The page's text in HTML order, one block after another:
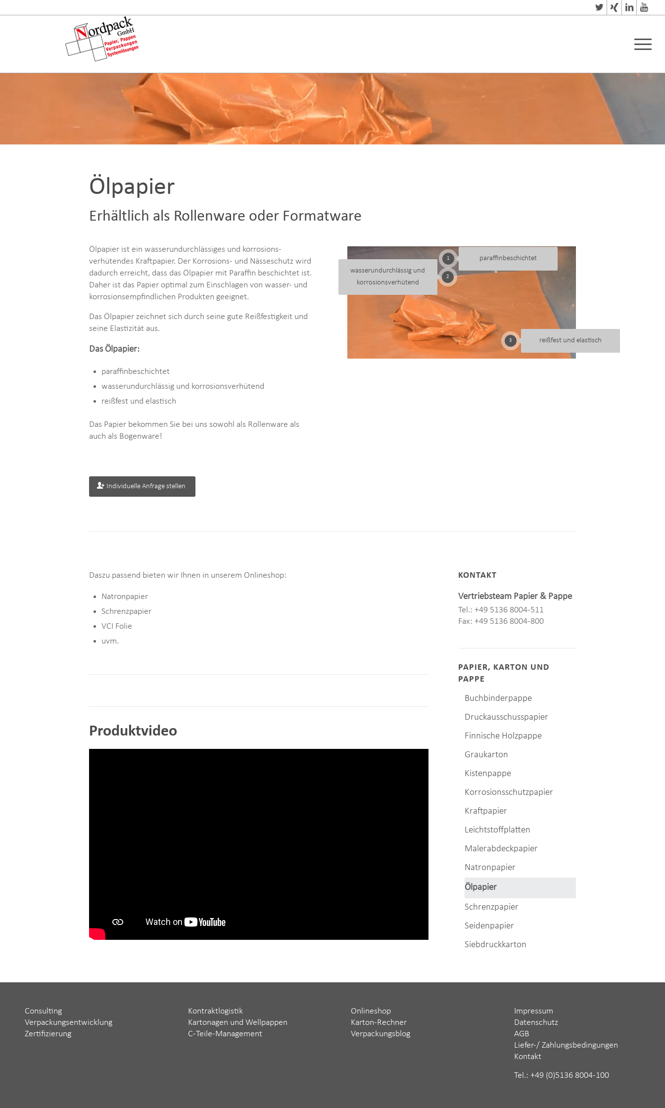
Ölpapier
Erhältlich als Rollenware oder Formatware
Ölpapier ist ein wasserundurchlässiges und korrosions-
verhütendes Kraftpapier. Der Korrosions- und Nässeschutz wird
dadurch erreicht, dass das Ölpapier mit Paraffin beschichtet ist.
Daher ist das Papier optimal zum Einschlagen von wasser- und
korrosionsempfindlichen Produkten geeignet.
Das Ölpapier zeichnet sich durch seine gute Reißfestigkeit und
seine Elastizität aus.
Das Ölpapier:
paraffinbeschichtet
wasserundurchlässig und korrosionsverhütend
reißfest und elastisch
Das Papier bekommen Sie bei uns sowohl als Rollenware als
auch als Bogenware!
Individuelle Anfrage stellen
1 paraffinbeschichtet
2
wasserundurchlässig und
korrosionsverhütend
3 reißfest und elastisch
Daszu passend bieten wir Ihnen in unserem Onlineshop:
Natronpapier
Schrenzpapier
VCI Folie
uvm.
Produktvideo
KONTAKT
Vertriebsteam Papier & Pappe
Tel.: +49 5136 8004-511
Fax: +49 5136 8004-800
PAPIER, KARTON UND
PAPPE
Buchbinderpappe
Druckausschusspapier
Finnische Holzpappe
Graukarton
Kistenpappe
Korrosionsschutzpapier
Kraftpapier
Leichtstoffplatten
Malerabdeckpapier
Natronpapier
Ölpapier
Schrenzpapier
Seidenpapier
Siebdruckkarton
Consulting
Verpackungsentwicklung
Zertifizierung
Kontraktlogistik
Kartonagen und Wellpappen
C-Teile-Management
Onlineshop
Karton-Rechner
Verpackungsblog
Impressum
Datenschutz
AGB
Liefer-/ Zahlungsbedingungen
Kontakt
Tel.: ‪+49 (0)5136 8004-100